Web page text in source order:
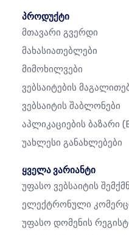
პროდუქტი
Მთავარი Გვერდი
Მახასიათებლები
Მიმოხილვები
Ვებსაიტების
Ვებსაიტის Შაბლონები
Აპლიკაციების Ბაზარი
Უახლესი Განახლებები
ყველა ვარიანტი
Უფასო Ვებსაიტის
Ელექტრონული
Უფასო Დომენის